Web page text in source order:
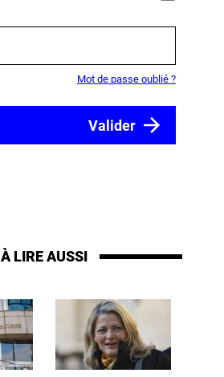
Mot de passe oublié ?
À LIRE AUSSI